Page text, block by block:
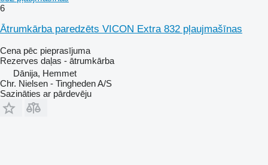
6
Ātrumkārba paredzēts VICON Extra 832 pļaujmašīnas
Cena pēc pieprasījuma
Rezerves daļas - ātrumkārba
Dānija, Hemmet
Chr. Nielsen - Tingheden A/S
Sazināties ar pārdevēju